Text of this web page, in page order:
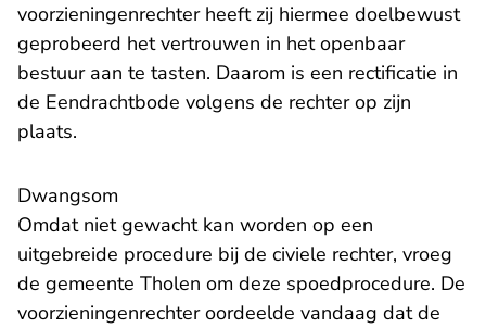
voorzieningenrechter heeft zij hiermee doelbewust
geprobeerd het vertrouwen in het openbaar
bestuur aan te tasten. Daarom is een rectificatie in
de Eendrachtbode volgens de rechter op zijn
plaats.
Dwangsom
Omdat niet gewacht kan worden op een
uitgebreide procedure bij de civiele rechter, vroeg
de gemeente Tholen om deze spoedprocedure. De
voorzieningenrechter oordeelde vandaag dat de